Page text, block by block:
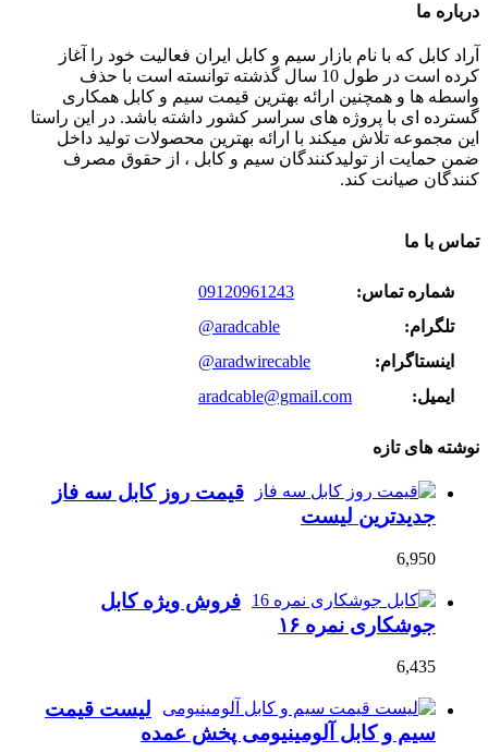
درباره ما
آراد کابل که با نام بازار سیم و کابل ایران فعالیت خود را آغاز
کرده است در طول 10 سال گذشته توانسته است با حذف
واسطه ها و همچنین ارائه بهترین قیمت سیم و کابل همکاری
گسترده ای با پروژه های سراسر کشور داشته باشد. در این راستا
این مجموعه تلاش میکند با ارائه بهترین محصولات تولید داخل
ضمن حمایت از تولیدکنندگان سیم و کابل ، از حقوق مصرف
کنندگان صیانت کند.
تماس با ما
شماره تماس:
09120961243
تلگرام:
@aradcable
اینستاگرام:
@aradwirecable
ایمیل:
aradcable@gmail.com
نوشته های تازه
قیمت روز کابل سه فاز
جدیدترین لیست
6,950
فروش ویژه کابل
جوشکاری نمره ۱۶
6,435
لیست قیمت
سیم و کابل آلومینیومی پخش عمده